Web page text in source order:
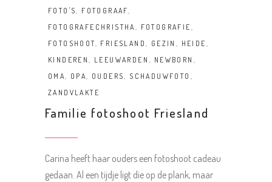
FOTO'S, FOTOGRAAF,
FOTOGRAFECHRISTHA, FOTOGRAFIE ,
FOTOSHOOT, FRIESLAND, GEZIN , HEIDE ,
KINDEREN, LEEUWARDEN, NEWBORN ,
OMA, OPA, OUDERS, SCHADUWFOTO ,
ZANDVLAKTE
Familie fotoshoot Friesland
Carina heeft haar ouders een fotoshoot cadeau
gedaan. Al een tijdje ligt die op de plank, maar